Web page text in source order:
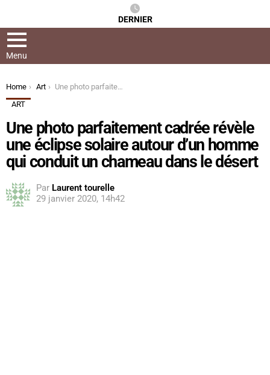
DERNIER
Menu
You are here:
Home Art
Une photo parfaitement cadrée révèle une éclipse solaire autour d’un homme qui conduit un chameau dans le désert
ART
Une photo parfaitement cadrée révèle
une éclipse solaire autour d’un homme
qui conduit un chameau dans le désert
Par Laurent tourelle
29 janvier 2020, 14h42